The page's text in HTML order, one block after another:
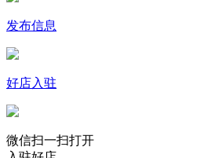
发布信息
好店入驻
微信扫一扫打开